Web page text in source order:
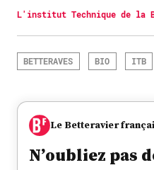
L'institut Technique de la
BETTERAVES BIO ITB
Le Betteravier
N’oubliez pas